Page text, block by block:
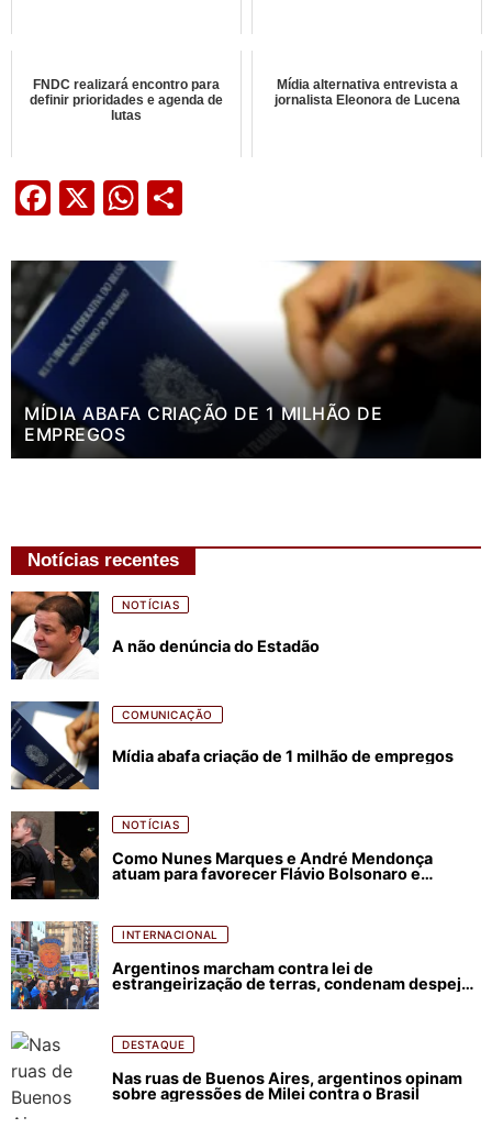
FNDC realizará encontro para
definir prioridades e agenda de
lutas
Mídia alternativa entrevista a
jornalista Eleonora de Lucena
Facebook
X WhatsApp
MÍDIA ABAFA CRIAÇÃO DE 1 MILHÃO DE
EMPREGOS
Notícias recentes
NOTÍCIAS
A não denúncia do Estadão
COMUNICAÇÃO
Mídia abafa criação de 1 milhão de empregos
NOTÍCIAS
Como Nunes Marques e André Mendonça
atuam para favorecer Flávio Bolsonaro e
INTERNACIONAL
Argentinos marcham contra lei de
estrangeirização de terras, condenam despejos
DESTAQUE
Nas ruas de Buenos Aires, argentinos opinam
sobre agressões de Milei contra o Brasil